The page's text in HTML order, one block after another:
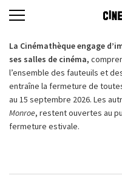
La Cinémathèque engage
ses salles de cinéma,
l’ensemble des fauteuils et
entraîne la fermeture de
au 15 septembre 2026. Les
Monroe, restent ouvertes au
fermeture estivale.